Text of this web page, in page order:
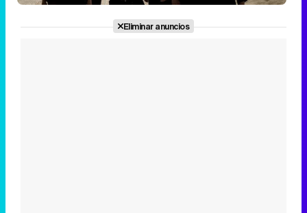
Eliminar anuncios